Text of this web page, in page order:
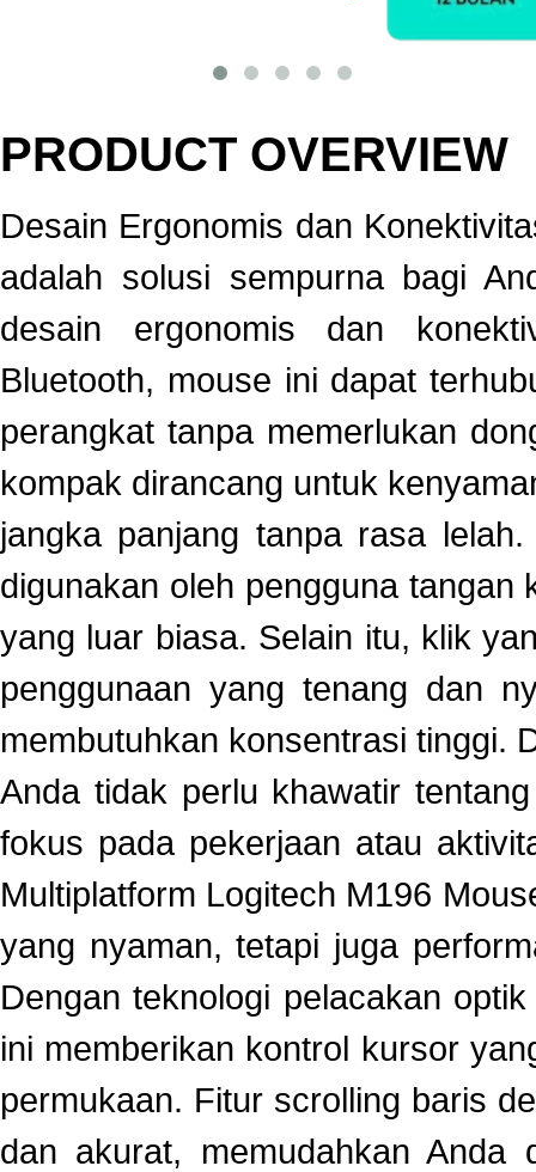
PRODUCT OVERVIEW
Desain Ergonomis dan
adalah solusi sempurna bagi
desain ergonomis dan
Bluetooth, mouse ini dapat
perangkat tanpa memerlukan
kompak dirancang untuk
jangka panjang tanpa rasa
digunakan oleh pengguna tangan
yang luar biasa. Selain itu, klik
penggunaan yang tenang dan
membutuhkan konsentrasi tinggi.
Anda tidak perlu khawatir
fokus pada pekerjaan atau
Multiplatform Logitech M196
yang nyaman, tetapi juga
Dengan teknologi pelacakan
ini memberikan kontrol kursor
permukaan. Fitur scrolling baris
dan akurat, memudahkan Anda